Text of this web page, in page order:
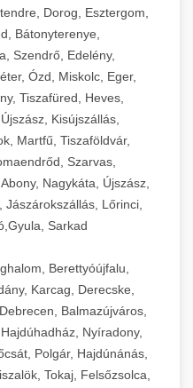
Dorog, Esztergom,
Bátonyterenye,
Szendrő, Edelény,
Ózd, Miskolc, Eger,
Tiszafüred, Heves,
Kisújszállás,
Martfű, Tiszaföldvár,
Szarvas,
Nagykáta, Újszász,
Jászárokszállás, Lőrinci,
Sarkad
Berettyóújfalu,
Karcag, Derecske,
Balmazújváros,
Nyíradony,
Polgár, Hajdúnánás,
Tokaj, Felsőzsolca,